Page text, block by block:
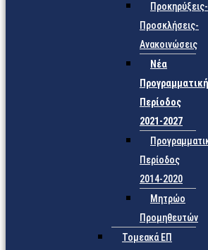
Προκηρύξεις-
Προσκλήσεις-
Ανακοινώσεις
Νέα
Προγραμματική
Περίοδος
2021-2027
Περίοδος
2014-2020
Μητρώο
Προμηθευτών
Τομεακά ΕΠ